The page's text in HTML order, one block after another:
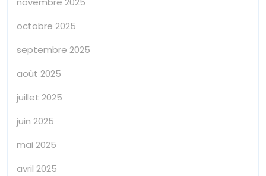
octobre 2025
septembre 2025
août 2025
juillet 2025
juin 2025
mai 2025
avril 2025